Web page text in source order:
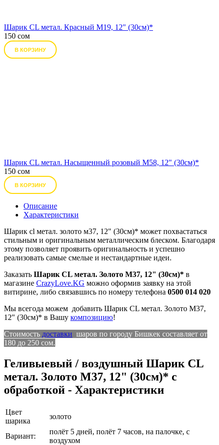
Шарик CL метал. Красный М19, 12" (30см)*
150 сом
В КОРЗИНУ
Шарик CL метал. Насыщенный розовый М58, 12" (30см)*
150 сом
В КОРЗИНУ
Описание
Характеристики
Шарик cl метал. золото м37, 12" (30см)* может похвастаться
стильным и оригинальным металлическим блеском. Благодаря
этому позволяет проявить оригинальность и успешно
реализовать самые смелые и нестандартные идеи.
Заказать Шарик CL метал. Золото М37, 12" (30см)* в
магазине CrazyLove.KG можно оформив заявку на этой
витирине, либо связавшись по номеру телефона 0500 014 020
Мы всегода можем добавить Шарик CL метал. Золото М37,
12" (30см)* в Вашу композицию!
Стоимость доставки шаров по городу Бишкек составляет от
180 до 250 сом.
Геливыевый / воздушный Шарик CL
метал. Золото М37, 12" (30см)* с
обработкой - Характеристики
Цвет
шарика
золото
Вариант:
полёт 5 дней, полёт 7 часов, на палочке, с
воздухом